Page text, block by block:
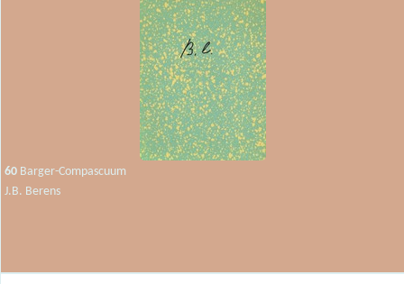
60 Barger-Compascuum
J.B. Berens